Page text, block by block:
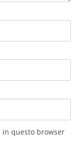
in questo browser